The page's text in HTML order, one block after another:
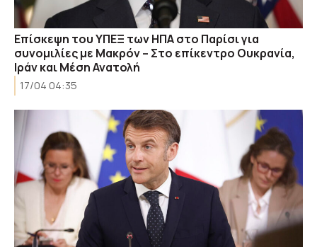
Επίσκεψη του ΥΠΕΞ των ΗΠΑ στο Παρίσι για
συνομιλίες με Μακρόν – Στο επίκεντρο Ουκρανία,
Ιράν και Μέση Ανατολή
17/04 04:35